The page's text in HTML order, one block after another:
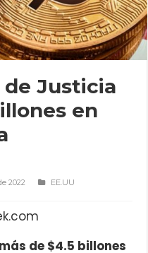
Justicia
en
2022
EE.UU
de $4.5 billones